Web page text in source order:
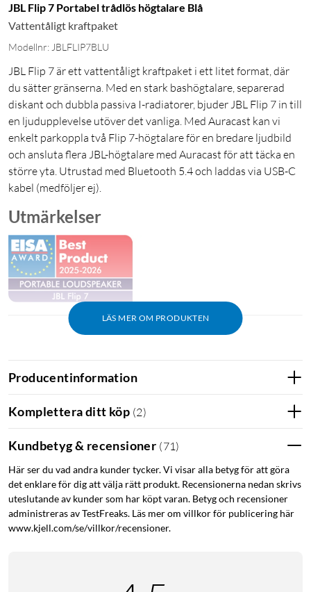
JBL Flip 7 Portabel trådlös högtalare Blå
Vattentåligt kraftpaket
Modellnr: JBLFLIP7BLU
JBL Flip 7 är ett vattentåligt kraftpaket i ett litet format, där
du sätter gränserna. Med en stark bashögtalare, separerad
diskant och dubbla passiva I-radiatorer, bjuder JBL Flip 7 in till
en ljudupplevelse utöver det vanliga. Med Auracast kan vi
enkelt parkoppla två Flip 7-högtalare för en bredare ljudbild
och ansluta flera JBL-högtalare med Auracast för att täcka en
större yta. Utrustad med Bluetooth 5.4 och laddas via USB-C
kabel (medföljer ej).
LÄS MER OM PRODUKTEN
Utmärkelser
Anslutning: Bluetooth: 5.4, USB-C
Batteritid: 16 h
Uppladdningstid: 2,5 h
Laddning: Laddas med USB-C (kabel medföljer ej)
IP-klass: IP68
Frekvensomfång: 60 Hz – 12 kHz
Element: 45 x 80 mm bas, 16 mm diskant
Effekt: 35 W
Mått: 182,5 x 69,5 x 71,5 mm
Producentinformation
Komplettera ditt köp (2)
Kundbetyg & recensioner (71 )
Här ser du vad andra kunder tycker. Vi visar alla betyg för att göra
det enklare för dig att välja rätt produkt. Recensionerna nedan skrivs
uteslutande av kunder som har köpt varan. Betyg och recensioner
administreras av TestFreaks. Läs mer om villkor för publicering här
www.kjell.com/se/villkor/recensioner.